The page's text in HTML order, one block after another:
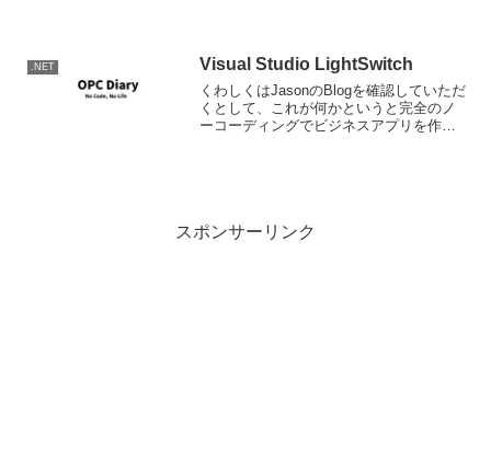
.NET Visual Studio LightSwitch
くわしくはJasonのBlogを確認していただ
くとして、これが何かというと完全のノ
ーコーディングでビジネスアプリを作っ
スポンサーリンク